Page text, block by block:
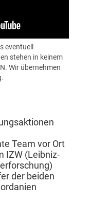
eventuell
stehen in keinem
Wir übernehmen
Team vor Ort
IZW (Leibniz-
der beiden